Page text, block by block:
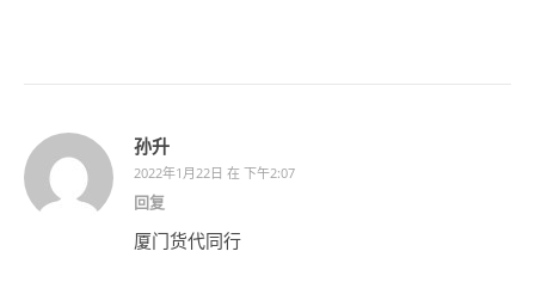
孙升
2022年1月22日 在 下午2:07
回复
厦门货代同行